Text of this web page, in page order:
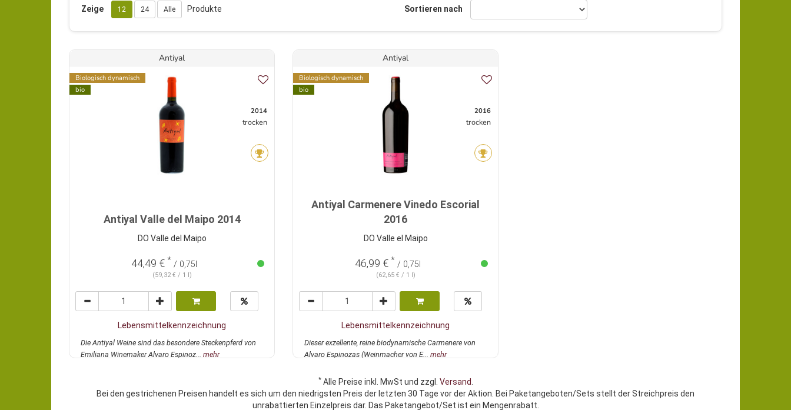
Zeige 12 24 Alle Produkte Sortieren nach
Antiyal
Biologisch dynamisch
bio
2014
trocken
Antiyal Valle del Maipo 2014
DO Valle del Maipo
44,49 € * / 0,75l
(59,32 € / 1 l)
Lebensmittelkennzeichnung
Die Antiyal Weine sind das besondere Steckenpferd von
Emiliana Winemaker Alvaro Espinoz... mehr
Antiyal
Biologisch dynamisch
bio
2016
trocken
Antiyal Carmenere Vinedo Escorial
2016
DO Valle el Maipo
46,99 € * / 0,75l
(62,65 € / 1 l)
Lebensmittelkennzeichnung
Dieser exzellente, reine biodynamische Carmenere von
Alvaro Espinozas (Weinmacher von E... mehr
*Alle Preise inkl. MwSt und zzgl. Versand.
Bei den gestrichenen Preisen handelt es sich um den niedrigsten Preis der letzten 30 Tage vor der Aktion. Bei Paketangeboten/Sets stellt der Streichpreis den
unrabattierten Einzelpreis dar. Das Paketangebot/Set ist ein Mengenrabatt.